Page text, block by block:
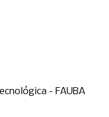
- FAUBA